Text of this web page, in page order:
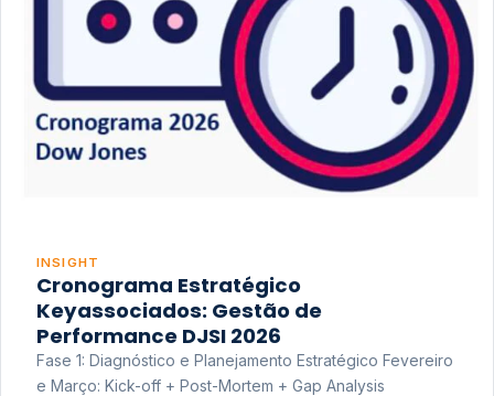
INSIGHT
Cronograma Estratégico
Keyassociados: Gestão de
Performance DJSI 2026
Fase 1: Diagnóstico e Planejamento Estratégico Fevereiro
e Março: Kick-off + Post-Mortem + Gap Analysis